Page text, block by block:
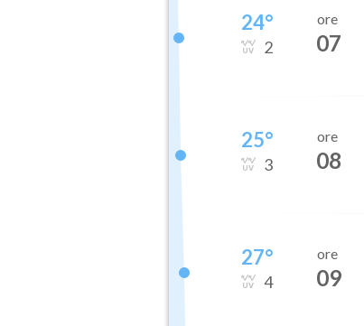
24°
2
ore
07
25°
3
ore
08
27°
4
ore
09